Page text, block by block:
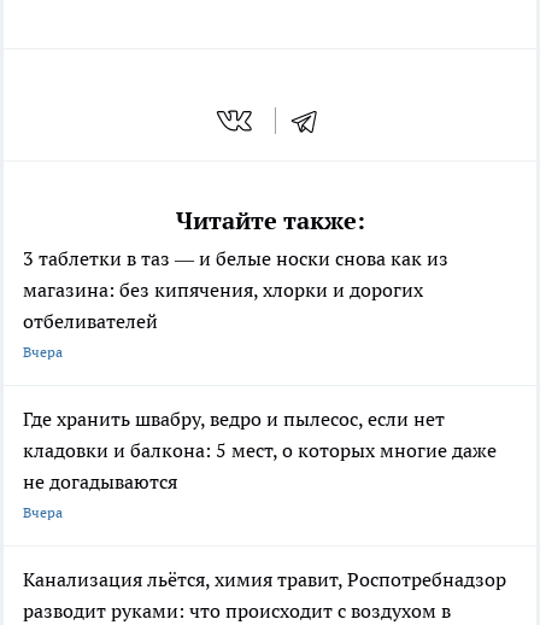
Читайте также:
3 таблетки в таз — и белые носки снова как из
магазина: без кипячения, хлорки и дорогих
отбеливателей
Вчера
Где хранить швабру, ведро и пылесос, если нет
кладовки и балкона: 5 мест, о которых многие даже
не догадываются
Вчера
Канализация льётся, химия травит, Роспотребнадзор
разводит руками: что происходит с воздухом в